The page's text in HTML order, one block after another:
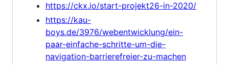
https://ckx.io/start-projekt26-in-2020/
https://kau-
boys.de/3976/webentwicklung/ein-
paar-einfache-schritte-um-die-
navigation-barrierefreier-zu-machen